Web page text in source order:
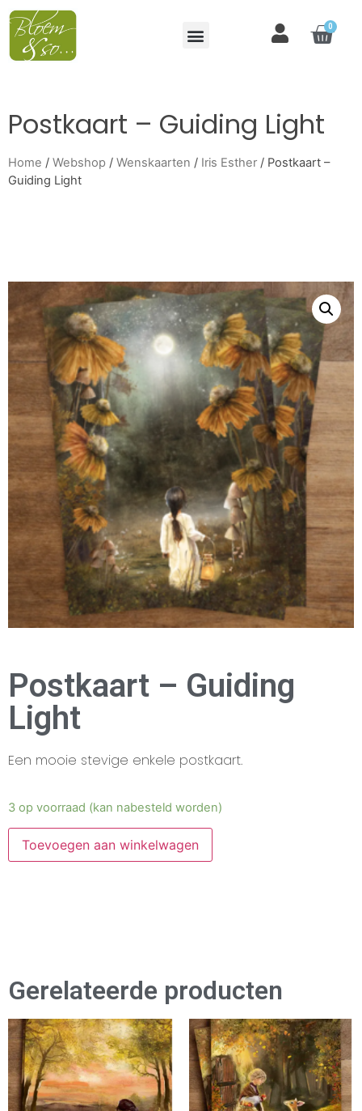
0
Postkaart – Guiding Light
Home / Webshop / Wenskaarten / Iris Esther / Postkaart –
Guiding Light
Postkaart – Guiding
Light
Een mooie stevige enkele postkaart.
3 op voorraad (kan nabesteld worden)
Toevoegen aan winkelwagen
Gerelateerde producten